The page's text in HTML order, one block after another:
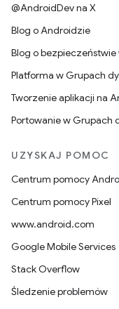
@AndroidDev na X
Blog o Androidzie
Blog o
Platforma w Grupach
Tworzenie aplikacji na
Portowanie w Grupach
UZYSKAJ POMOC
Centrum pomocy
Centrum pomocy Pixel
www.android.com
Google Mobile Services
Stack Overflow
Śledzenie problemów